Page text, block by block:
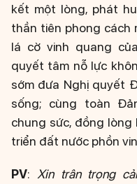
kết một lòng, phát
thần tiên phong cách
lá cờ vinh quang
quyết tâm nỗ lực
sớm đưa Nghị quyết
sống; cùng toàn
chung sức, đồng
triển đất nước phồn
PV: Xin trân trọng